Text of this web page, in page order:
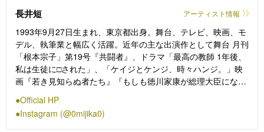
ー』(演出: ノゾエ征爾)、『パンドラの鐘』(演出: 杉原邦夫）な
ど。
長井短 アーティスト情報
1993年9月27日生まれ、東京都出身。舞台、テレビ、映画、モ
デル、執筆業と幅広く活躍。近年の主な出演作として舞台 月刊
「根本宗子」第19号『共闘者』、ドラマ「最高の教師 1年後、
私は生徒に□された」、「ケイジとケンジ、時々ハンジ。」映
画『若き見知らぬ者たち』『もしも徳川家康が総理大臣になっ
る。また小説集「ほどける骨折り球子」他、自著や連載も多数
執筆。
Official HP
Instagram (@0mijika0)